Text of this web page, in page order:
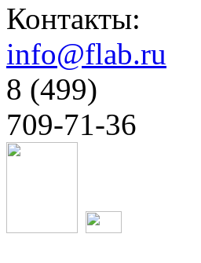
Контакты:
info@flab.ru
8 (499)
709-71-36